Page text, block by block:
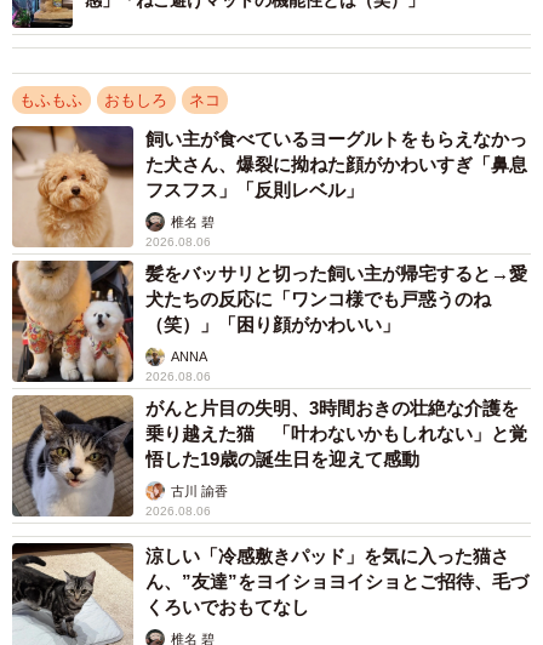
めんまちゃん（右）といなりちゃん（左）
◇ ◇
めんまちゃんは、おうちに来て1ヶ月頃に1回目のワクチン
接種をしたのですが、その時は何事もなかったかのように
落ち着いていました。2回目の接種当日は、ゆったりへそ天
でくつろいでいたところ動物病院に連れて行かれたので、
最初からテンションだだ下がりだったのかもしれないです
ね。注射嫌いの猫になりませんように。
もふもふ おもしろ ネコ
飼い主が食べているヨーグルトをもらえなかっ
た犬さん、爆裂に拗ねた顔がかわいすぎ「鼻息
フスフス」「反則レベル」
椎名 碧
2026.08.06
髪をバッサリと切った飼い主が帰宅すると→愛
犬たちの反応に「ワンコ様でも戸惑うのね
（笑）」「困り顔がかわいい」
ANNA
2026.08.06
がんと片目の失明、3時間おきの壮絶な介護を
乗り越えた猫 「叶わないかもしれない」と覚
悟した19歳の誕生日を迎えて感動
古川 諭香
2026.08.06
涼しい「冷感敷きパッド」を気に入った猫さ
ん、”友達”をヨイショヨイショとご招待、毛づ
くろいでおもてなし
椎名 碧